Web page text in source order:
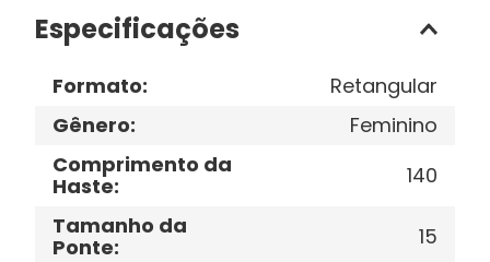
Especificações
Formato:
Retangular
Gênero:
Feminino
Comprimento da
Haste:
140
Tamanho da
Ponte:
15